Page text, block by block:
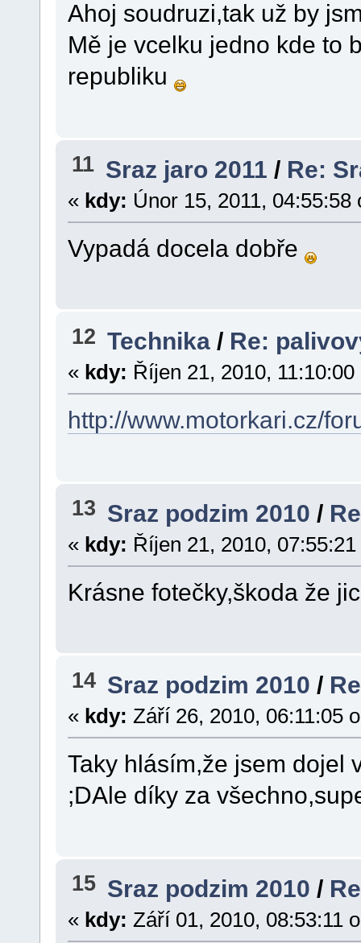
Ahoj soudruzi,tak už by
Mě je vcelku jedno kde to
republiku
11 Sraz jaro 2011 / Re:
« kdy: Únor 15, 2011, 04:55:58
Vypadá docela dobře
12 Technika / Re:
« kdy: Říjen 21, 2010,
http://www.motorkari.cz/
13 Sraz podzim 2010 /
« kdy: Říjen 21, 2010,
Krásne fotečky,škoda že
14 Sraz podzim 2010 /
« kdy: Září 26, 2010, 06:11:05
Taky hlásím,že jsem dojel
;DAle díky za
15 Sraz podzim 2010 /
« kdy: Září 01, 2010, 08:53:11